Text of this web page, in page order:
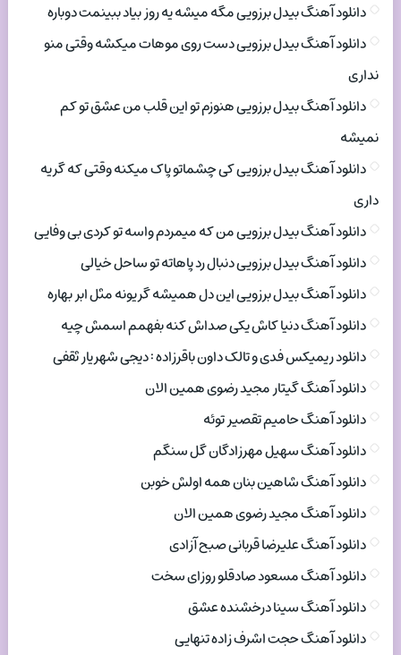
دانلود آهنگ بیدل برزویی مگه میشه یه روز بیاد ببینمت دوباره
دانلود آهنگ بیدل برزویی دست روی موهات میکشه وقتی منو
نداری
دانلود آهنگ بیدل برزویی هنوزم تو این قلب من عشق تو کم
نمیشه
دانلود آهنگ بیدل برزویی کی چشماتو پاک میکنه وقتی که گریه
داری
دانلود آهنگ بیدل برزویی من که میمردم واسه تو کردی بی وفایی
دانلود آهنگ بیدل برزویی دنبال رد پاهاته تو ساحل خیالی
دانلود آهنگ بیدل برزویی این دل همیشه گریونه مثل ابر بهاره
دانلود آهنگ دنیا کاش یکی صداش کنه بفهمم اسمش چیه
دانلود ریمیکس فدی و تالک داون باقرزاده : دیجی شهریار ثقفی
دانلود آهنگ گیتار مجید رضوی همین الان
دانلود آهنگ حامیم تقصیر توئه
دانلود آهنگ سهیل مهرزادگان گل سنگم
دانلود آهنگ شاهین بنان همه اولش خوبن
دانلود آهنگ مجید رضوی همین الان
دانلود آهنگ علیرضا قربانی صبح آزادی
دانلود آهنگ مسعود صادقلو روزای سخت
دانلود آهنگ سینا درخشنده عشق
دانلود آهنگ حجت اشرف زاده تنهایی